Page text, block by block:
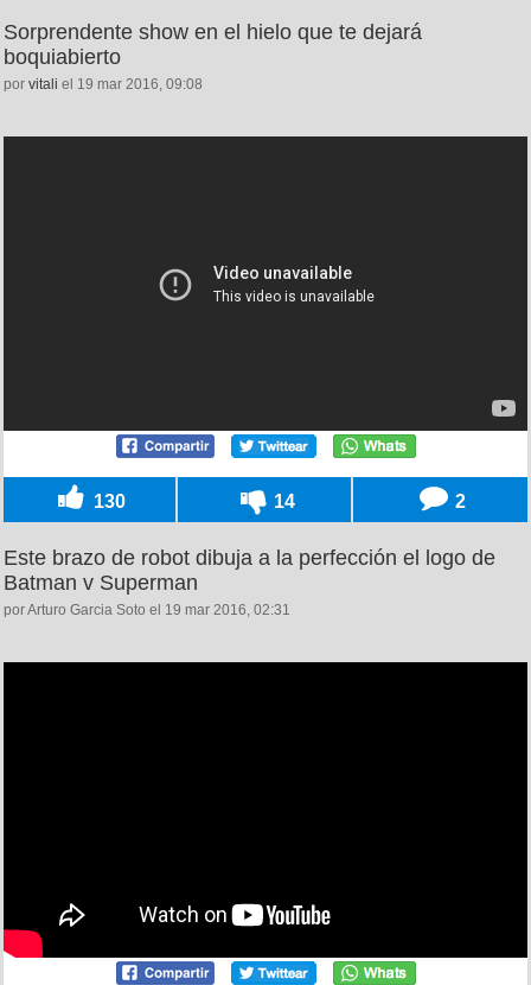
Sorprendente show en el hielo que te dejará
boquiabierto
por vitali el 19 mar 2016, 09:08
130 14 2
Este brazo de robot dibuja a la perfección el logo de
Batman v Superman
por Arturo Garcia Soto el 19 mar 2016, 02:31